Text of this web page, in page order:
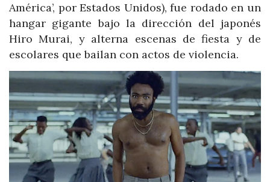
América’, por Estados Unidos), fue rodado en un
hangar gigante bajo la dirección del japonés
Hiro Murai, y alterna escenas de fiesta y de
escolares que bailan con actos de violencia.